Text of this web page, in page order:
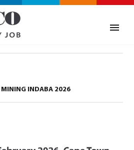
MINING INDABA 2026